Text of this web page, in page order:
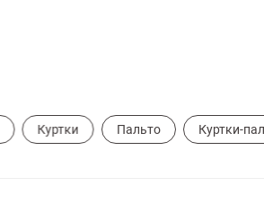
Куртки Пальто Куртки-